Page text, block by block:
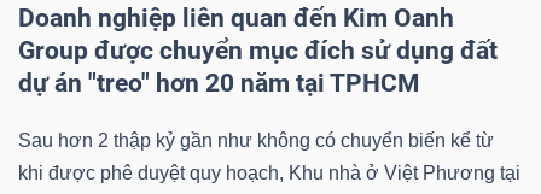
Doanh nghiệp liên quan đến Kim Oanh
Group được chuyển mục đích sử dụng đất
dự án "treo" hơn 20 năm tại TPHCM
Sau hơn 2 thập kỷ gần như không có chuyển biến kể từ
khi được phê duyệt quy hoạch, Khu nhà ở Việt Phương tại